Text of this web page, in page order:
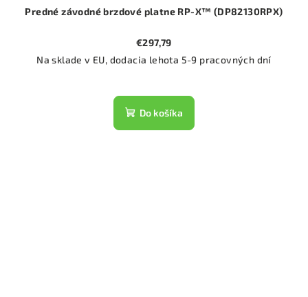
Predné závodné brzdové platne RP-X™ (DP82130RPX)
€297,79
Na sklade v EU, dodacia lehota 5-9 pracovných dní
Do košíka